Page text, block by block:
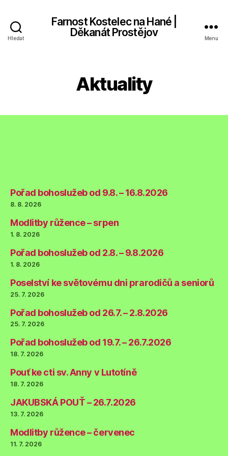
Hledat
Farnost Kostelec na Hané |
Děkanát Prostějov
Menu
Aktuality
Pořad bohoslužeb od 9.8. – 16.8.2026
8. 8. 2026
Modlitby růžence – srpen
1. 8. 2026
Pořad bohoslužeb od 2.8. – 9.8.2026
1. 8. 2026
Poselství ke světovému dni prarodičů a seniorů
25. 7. 2026
Pořad bohoslužeb od 26.7. – 2.8.2026
25. 7. 2026
Pořad bohoslužeb od 19.7. – 26.7.2026
18. 7. 2026
Pouť ke cti sv. Anny v Lutotíně
18. 7. 2026
JAKUBSKÁ POUŤ – 26.7.2026
13. 7. 2026
Modlitby růžence – červenec
11. 7. 2026